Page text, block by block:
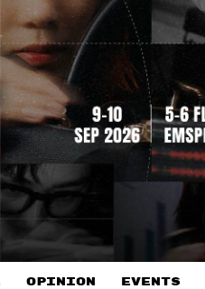
OPINION EVENTS